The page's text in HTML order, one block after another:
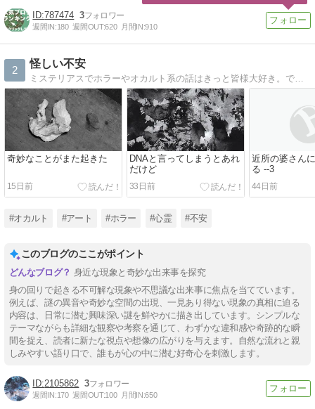
787474 3
週間IN:180 週間OUT:620 月間IN:910
2
怪しい不安
ミステリアスでホラーやオカルト系の話はきっと皆様大好き。でもどうしてなのか。時折絵を描きながらあてもなくツラツラ考えています
奇妙なことがまた起きた
15日前
DNAと言ってしまうとあれ
だけど
33日前
近所の婆さん
る --3
44日前
#オカルト #アート #ホラー #心霊 #不安
このブログのここがポイント
身近な現象と奇妙な出来事を探究
身の回りで起きる不可解な現象や不思議な出来事に焦点を当てています。
例えば、謎の異音や奇妙な空間の出現、一見あり得ない現象の真相に迫る
内容は、日常に潜む興味深い謎を鮮やかに描き出しています。シンプルな
テーマながらも詳細な観察や考察を通じて、わずかな違和感や奇跡的な瞬
間を捉え、読者に新たな視点や想像の広がりを与えます。自然な流れと親
しみやすい語り口で、誰もが心の中に潜む好奇心を刺激します。
2105862 3
週間IN:170 週間OUT:100 月間IN:650